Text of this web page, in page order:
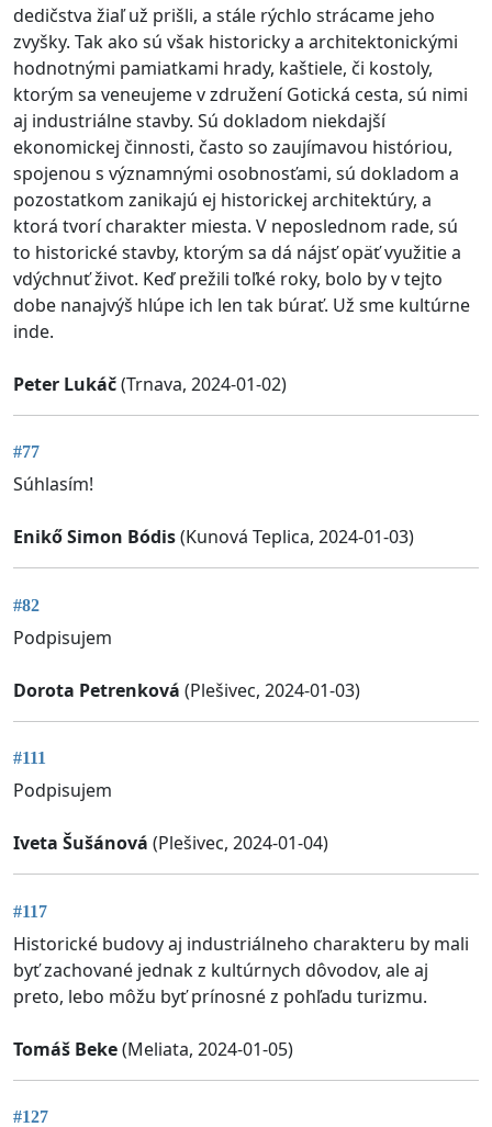
dedičstva žiaľ už prišli, a stále rýchlo strácame jeho
zvyšky. Tak ako sú však historicky a architektonickými
hodnotnými pamiatkami hrady, kaštiele, či kostoly,
ktorým sa veneujeme v združení Gotická cesta, sú nimi
aj industriálne stavby. Sú dokladom niekdajší
ekonomickej činnosti, často so zaujímavou históriou,
spojenou s významnými osobnosťami, sú dokladom a
pozostatkom zanikajú ej historickej architektúry, a
ktorá tvorí charakter miesta. V neposlednom rade, sú
to historické stavby, ktorým sa dá nájsť opäť využitie a
vdýchnuť život. Keď prežili toľké roky, bolo by v tejto
dobe nanajvýš hlúpe ich len tak búrať. Už sme kultúrne
inde.
Peter Lukáč(Trnava, 2024-01-02)
#77
Súhlasím!
Enikő Simon Bódis(Kunová Teplica, 2024-01-03)
#82
Podpisujem
Dorota Petrenková (Plešivec, 2024-01-03)
#111
Podpisujem
Iveta Šušánová (Plešivec, 2024-01-04)
#117
Historické budovy aj industriálneho charakteru by mali
byť zachované jednak z kultúrnych dôvodov, ale aj
preto, lebo môžu byť prínosné z pohľadu turizmu.
Tomáš Beke(Meliata, 2024-01-05)
#127